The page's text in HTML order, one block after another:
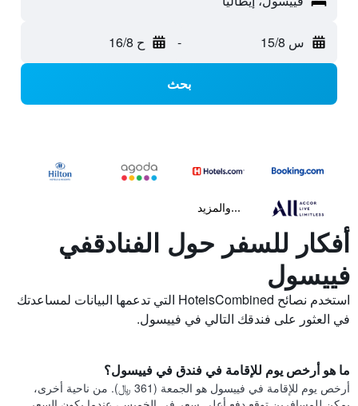
س 15/8 - ح 16/8
بحث
...والمزيد
أفكار للسفر حول الفنادقفي
فييسول
استخدم نصائح HotelsCombined التي تدعمها البيانات لمساعدتك
في العثور على فندقك التالي في فييسول.
ما هو أرخص يوم للإقامة في فندق في فييسول؟
أرخص يوم للإقامة في فييسول هو الجمعة (361 ﷼). من ناحية أخرى،